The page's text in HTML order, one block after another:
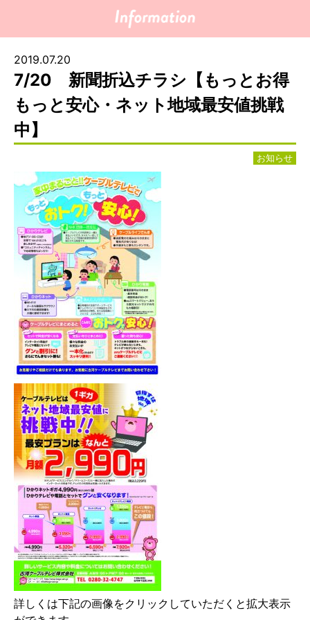
2019.07.20
7/20 新聞折込チラシ【もっとお得
もっと安心・ネット地域最安値挑戦
中】
お知らせ
詳しくは下記の画像をクリックしていただくと拡大表示